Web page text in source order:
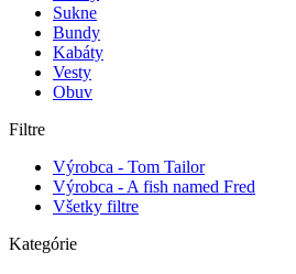
Sukne
Bundy
Kabáty
Vesty
Obuv
Filtre
Výrobca - Tom Tailor
Výrobca - A fish named Fred
Všetky filtre
Kategórie